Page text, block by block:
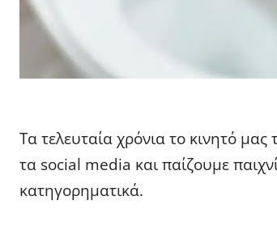
Τα τελευταία χρόνια το κινητό
τα social media και παίζουμε
κατηγορηματικά.